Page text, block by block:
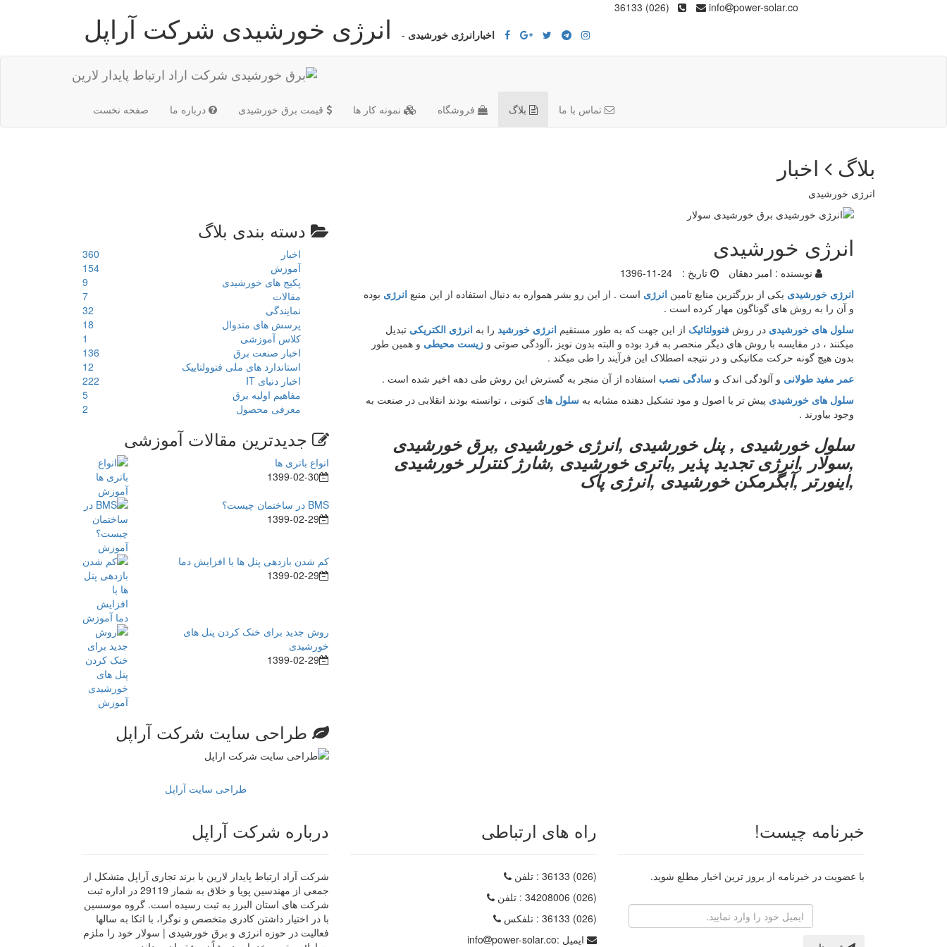
اخبارانرژی خورشیدی - انرژی خورشیدی شرکت آراپل
info power-solar.co
(026) 36133
صفحه نخست درباره ما قیمت برق خورشیدی نمونه کار ها فروشگاه بلاگ تماس با ما
بلاگ اخبار
انرژی خورشیدی
دسته بندی بلاگ
اخبار
360
آموزش
154
پکیج های خورشیدی
9
مقالات
7
نمایندگی
32
پرسش های متدوال
18
کلاس آموزشی
1
اخبار صنعت برق
136
استاندارد های ملی فتوولتاییک
12
اخبار دنیای IT
222
مفاهیم اولیه برق
5
معرفی محصول
2
جدیدترین مقالات آموزشی
انواع باتری ها
1399-02-30
BMS در ساختمان چیست؟
1399-02-29
کم شدن بازدهی پنل ها با افزایش دما
1399-02-29
روش جدید برای خنک کردن پنل های
خورشیدی
1399-02-29
طراحی سایت شرکت آراپل
طراحی سایت آراپل
انرژی خورشیدی
نویسنده : امیر دهقان تاریخ :
1396-11-24
انرژی خورشیدی یکی از بزرگترین منابع تامین انرژی است . از این رو بشر همواره به دنبال استفاده از این منبع انرژی بوده
و آن را به روش های گوناگون مهار کرده است .
سلول های خورشیدی در روش فتوولتائیک از این جهت که به طور مستقیم انرژی خورشید را به انرژی الکتریکی تبدیل
میکنند ، در مقایسه با روش های دیگر منحصر به فرد بوده و البته بدون نویز ،آلودگی صوتی و زیست محیطی و همین طور
بدون هیچ گونه حرکت مکانیکی و در نتیجه اصطلاک این فرآیند را طی میکند .
عمر مفید طولانی و آلودگی اندک و سادگی نصب استفاده از آن منجر به گسترش این روش طی دهه اخیر شده است .
سلول های خورشیدی پیش تر با اصول و مود تشکیل دهنده مشابه به سلول های کنونی ، توانسته بودند انقلابی در صنعت به
وجود بیاورند .
سلول خورشیدی , پنل خورشیدی ,انرژی خورشیدی ,برق خورشیدی
,سولار ,انرژی تجدید پذیر ,باتری خورشیدی ,شارژ کنترلر خورشیدی
,اینورتر ,آبگرمکن خورشیدی ,انرژی پاک
درباره شرکت آراپل
شرکت آراد ارتباط پایدار لارین با برند تجاری آراپل متشکل از
جمعی از مهندسین پویا و خلاق به شمار 29119 در اداره ثبت
شرکت های استان البرز به ثبت رسیده است. گروه موسسین
با در اختیار داشتن کادری متخصص و نوگرا، با اتکا به سالها
فعالیت در حوزه انرژی و برق خورشیدی | سولار خود را ملزم
راه های ارتباطی
(026) 36133
: تلفن
(026) 34208006
: تلفن
(026) 36133
: تلفکس
ایمیل :
info power-solar.co
خبرنامه چیست!
با عضویت در خبرنامه از بروز ترین اخبار مطلع شوید.